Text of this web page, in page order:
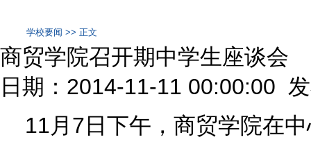
学校要闻 >> 正文
商贸学院召开期中学生座谈会
日期：2014-11-11 00:00:00
11月7日下午，商贸学院在